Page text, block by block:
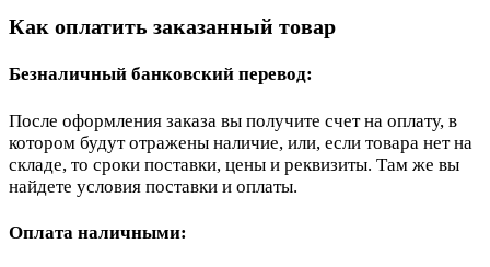
Как оплатить заказанный товар
Безналичный банковский перевод:
После оформления заказа вы получите счет на оплату, в
котором будут отражены наличие, или, если товара нет на
складе, то сроки поставки, цены и реквизиты. Там же вы
найдете условия поставки и оплаты.
Оплата наличными: